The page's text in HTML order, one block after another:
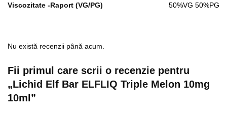
Viscozitate -Raport (VG/PG) 50%VG 50%PG
Nu există recenzii până acum.
Fii primul care scrii o recenzie pentru
„Lichid Elf Bar ELFLIQ Triple Melon 10mg
10ml”